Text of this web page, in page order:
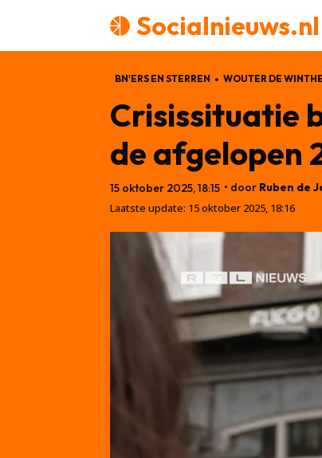
Socialnieuws.nl
BN'ERS EN STERREN WOUTER DE
Crisissituatie
de afgelopen
15 oktober 2025, 18:15 • door Ruben de
Laatste update: 15 oktober 2025, 18:16